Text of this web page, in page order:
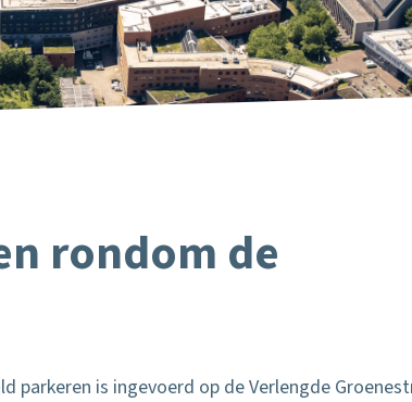
rondom de
parkeren is ingevoerd op de Verlengde